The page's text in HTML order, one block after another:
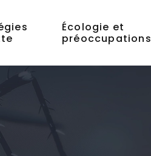
Écologie et
préoccupations